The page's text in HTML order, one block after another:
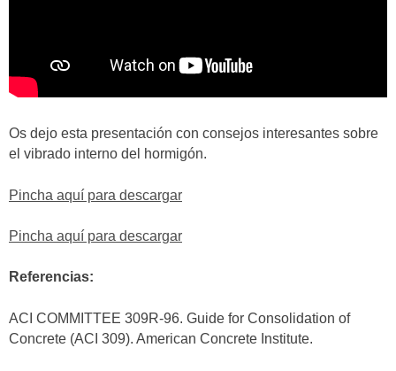
Os dejo esta presentación con consejos interesantes sobre
el vibrado interno del hormigón.
Pincha aquí para descargar
Pincha aquí para descargar
Referencias:
ACI COMMITTEE 309R-96. Guide for Consolidation of
Concrete (ACI 309). American Concrete Institute.